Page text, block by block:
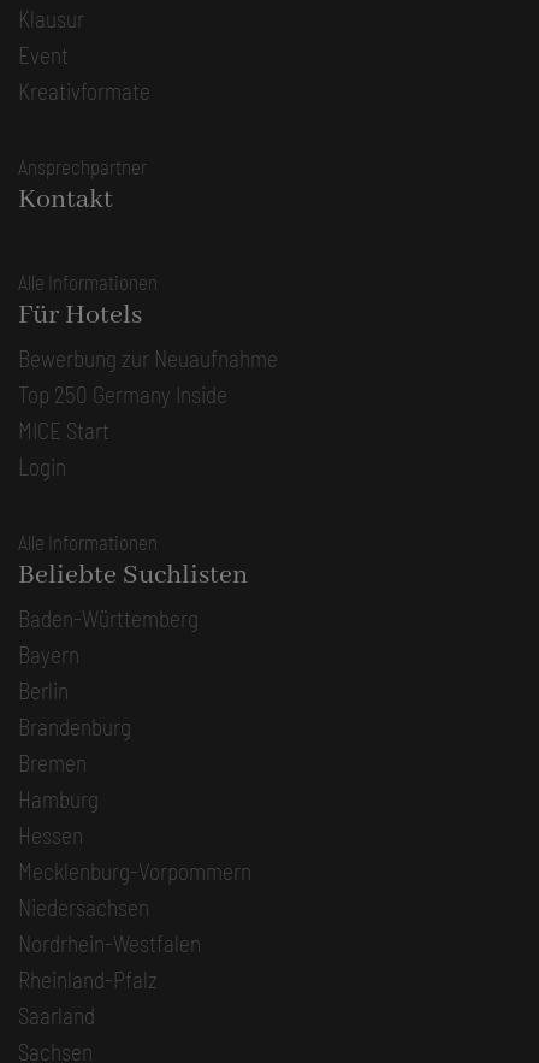
Klausur
Event
Kreativformate
Ansprechpartner
Kontakt
Alle Informationen
Für Hotels
Bewerbung zur Neuaufnahme
Top 250 Germany Inside
MICE Start
Login
Alle Informationen
Beliebte Suchlisten
Baden-Württemberg
Bayern
Berlin
Brandenburg
Bremen
Hamburg
Hessen
Mecklenburg-Vorpommern
Niedersachsen
Nordrhein-Westfalen
Rheinland-Pfalz
Saarland
Sachsen